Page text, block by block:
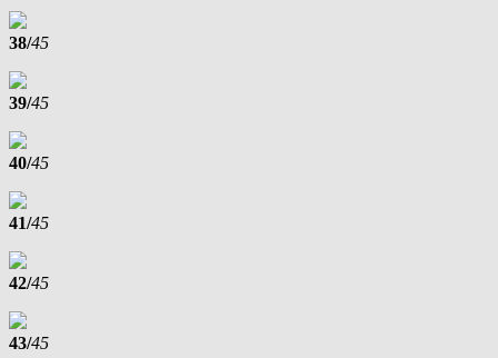
38/45
39/45
40/45
41/45
42/45
43/45